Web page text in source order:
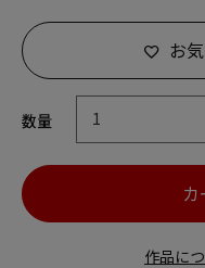
お
作品に